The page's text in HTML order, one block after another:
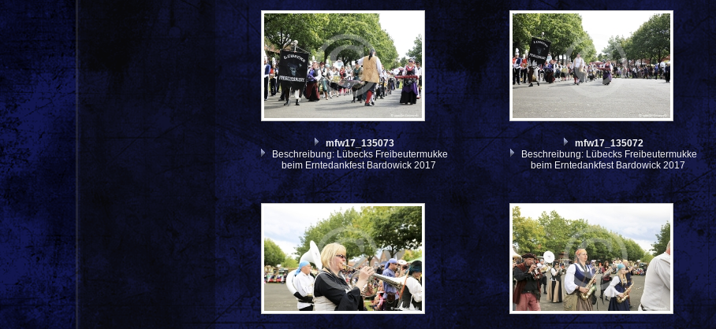
mfw17_135073
Beschreibung: Lübecks Freibeutermukke
beim Erntedankfest Bardowick 2017
mfw17_135072
Beschreibung: Lübecks Freibeutermukke
beim Erntedankfest Bardowick 2017